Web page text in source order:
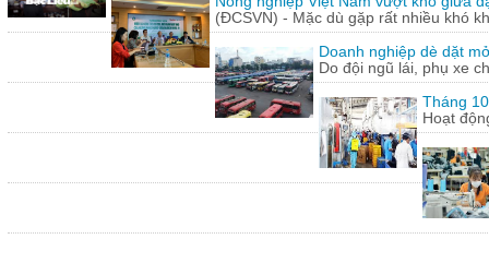
(ĐCSVN) - Mặc dù gặp rất nhiều khó
Doanh nghiệp dè dặt
Do đội ngũ lái, phụ xe
Tháng
Hoạt